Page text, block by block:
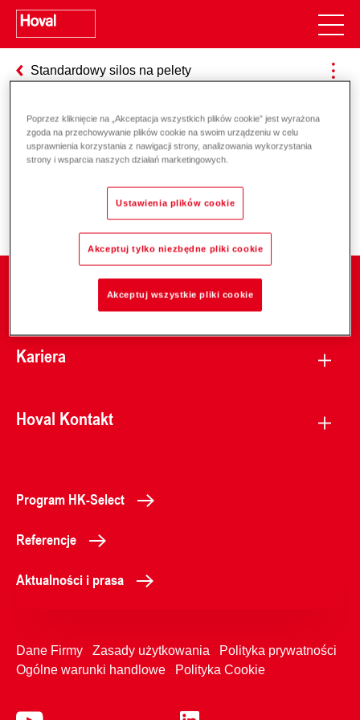
Standardowy silos na pelety
Odpowiedzialność za energię i
Kariera
Hoval Kontakt
Program HK-Select
Referencje
Aktualności i prasa
Dane Firmy Zasady użytkowania
Polityka prywatności
Ogólne warunki handlowe
Polityka Cookie
Poprzez kliknięcie na „Akceptacja wszystkich plików cookie” jest wyrażona
zgoda na przechowywanie plików cookie na swoim urządzeniu w celu
usprawnienia korzystania z nawigacji strony, analizowania wykorzystania
strony i wsparcia naszych działań marketingowych.
Ustawienia plików cookie
Akceptuj tylko niezbędne pliki cookie
Akceptuj wszystkie pliki cookie